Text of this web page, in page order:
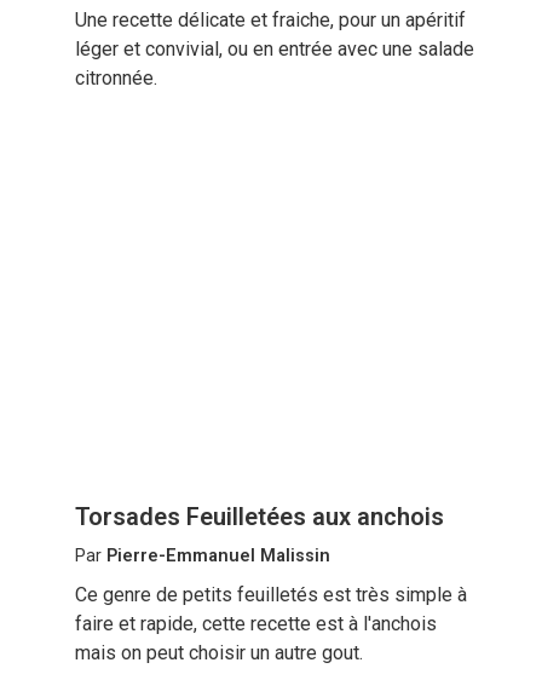
Une recette délicate et fraiche, pour un apéritif
léger et convivial, ou en entrée avec une salade
citronnée.
Torsades Feuilletées aux anchois
Par Pierre-Emmanuel Malissin
Ce genre de petits feuilletés est très simple à
faire et rapide, cette recette est à l'anchois
mais on peut choisir un autre gout.